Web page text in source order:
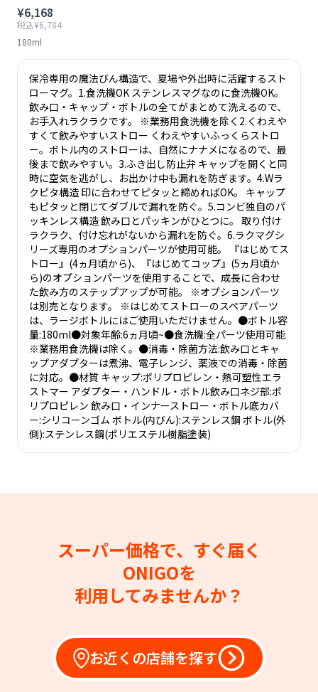
¥6,168
税込¥6,784
180ml
保冷専用の魔法びん構造で、夏場や外出時に活躍するスト
ローマグ。1.食洗機OK ステンレスマグなのに食洗機OK。
飲み口・キャップ・ボトルの全てがまとめて洗えるので、
お手入れラクラクです。 ※業務用食洗機を除く2.くわえや
すくて飲みやすいストロー くわえやすいふっくらストロ
ー。ボトル内のストローは、自然にナナメになるので、最
後まで飲みやすい。3.ふき出し防止弁 キャップを開くと同
時に空気を逃がし、お出かけ中も漏れを防ぎます。4.Wラ
クピタ構造 印に合わせてピタッと締めればOK。 キャップ
もピタッと閉じてダブルで漏れを防ぐ。5.コンビ独自のパ
ッキンレス構造 飲み口とパッキンがひとつに。 取り付け
ラクラク、付け忘れがないから漏れを防ぐ。6.ラクマグシ
リーズ専用のオプションパーツが使用可能。 『はじめてス
トロー』(4ヵ月頃から)、『はじめてコップ』(5ヵ月頃か
ら)のオプションパーツを使用することで、成長に合わせ
た飲み方のステップアップが可能。 ※オプションパーツ
は別売となります。 ※はじめてストローのスペアパーツ
は、ラージボトルにはご使用いただけません。●ボトル容
量:180ml●対象年齢:6ヵ月頃~●食洗機:全パーツ使用可能
※業務用食洗機は除く。●消毒・除菌方法:飲み口とキャ
ップアダプターは煮沸、電子レンジ、薬液での消毒・除菌
に対応。●材質 キャップ:ポリプロピレン・熱可塑性エラ
ストマー アダプター・ハンドル・ボトル飲み口ネジ部:ポ
リプロピレン 飲み口・インナーストロー・ボトル底カバ
ー:シリコーンゴム ボトル(内びん):ステンレス鋼 ボトル(外
側):ステンレス鋼(ポリエステル樹脂塗装)
スーパー価格で、すぐ届く
ONIGOを
利用してみませんか？
お近くの店舗を探す